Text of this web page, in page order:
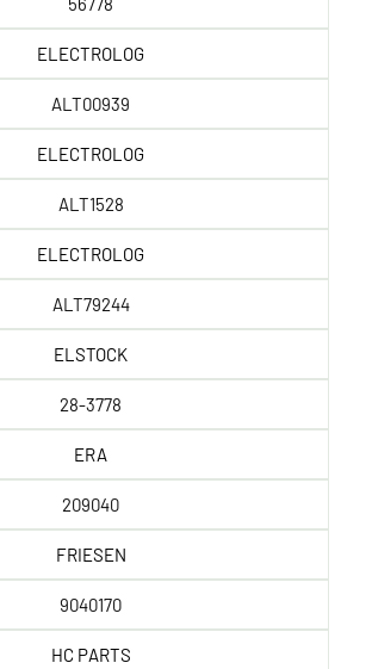
ELECTROLOG
ALT00939
ELECTROLOG
ALT1528
ELECTROLOG
ALT79244
ELSTOCK
28-3778
ERA
209040
FRIESEN
9040170
HC PARTS